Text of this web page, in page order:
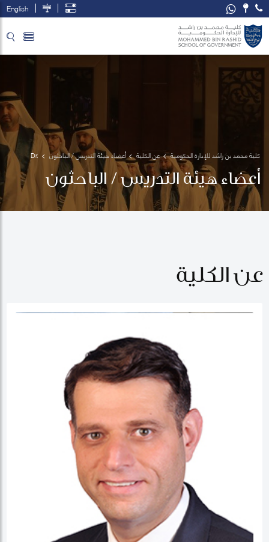
English
كلية محمد بن راشد للإدارة الحكومية عن الكلية أعضاء هيئة التدريس / الباحثون
Dr.
Yousif
Ghalayini
أعضاء هيئة التدريس / الباحثون
عن الكلية